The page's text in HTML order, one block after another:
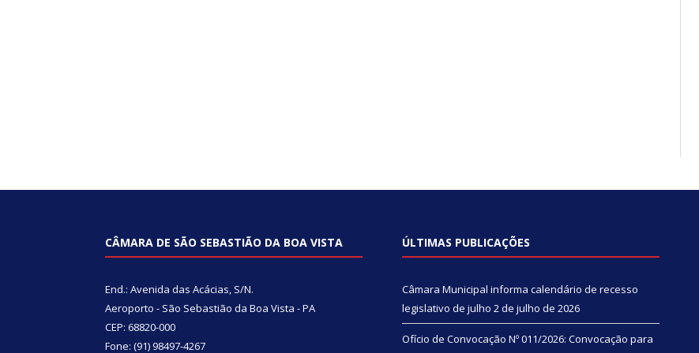
CÂMARA DE SÃO SEBASTIÃO DA BOA VISTA
End.: Avenida das Acácias, S/N.
Aeroporto - São Sebastião da Boa Vista - PA
CEP: 68820-000
Fone: (91) 98497-4267
ÚLTIMAS PUBLICAÇÕES
Câmara Municipal informa calendário de recesso
legislativo de julho 2 de julho de 2026
Ofício de Convocação Nº 011/2026: Convocação para